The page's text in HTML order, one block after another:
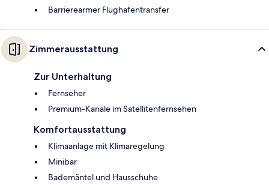
Barrierearmer Flughafentransfer
Zimmerausstattung
Zur Unterhaltung
Fernseher
Premium-Kanäle im Satellitenfernsehen
Komfortausstattung
Klimaanlage mit Klimaregelung
Minibar
Bademäntel und Hausschuhe